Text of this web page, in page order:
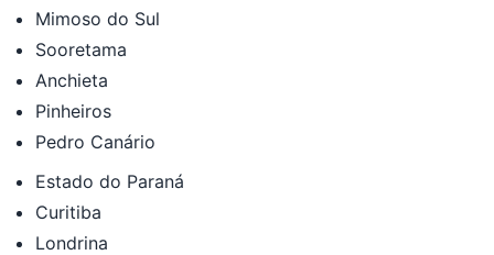
Mimoso do Sul
Sooretama
Anchieta
Pinheiros
Pedro Canário
Estado do Paraná
Curitiba
Londrina